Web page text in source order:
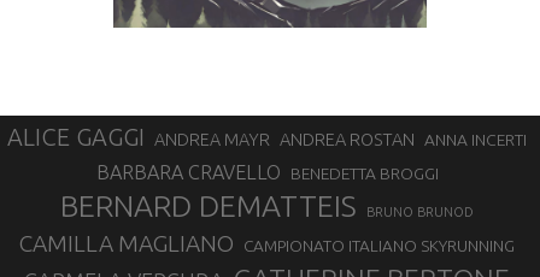
ALICE GAGGI ANDREA MAYR ANDREA ROSTAN ANNA INCERTI
BARBARA CRAVELLO BENEDETTA BROGGI
BERNARD DEMATTEIS BRUNO BRUNOD
CAMILLA MAGLIANO CAMPIONATO ITALIANO SKYRUNNING